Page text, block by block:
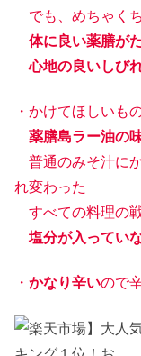
でも、めちゃく
体に良い薬膳が
心地の良いしび
・かけてほしいも
薬膳島ラー油の
普通のみそ汁に
れ変わった
すべての料理の
塩分が入ってい
・ かなり辛いので